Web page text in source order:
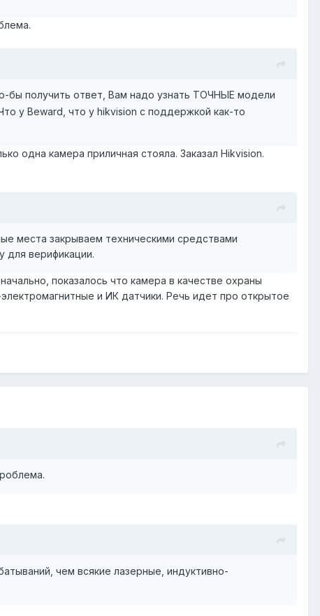
бы получить ответ, Вам надо узнать ТОЧНЫЕ модели
у Beward, что у hikvision с поддержкой как-то
одна камера приличная стояла. Заказал Hikvision.
места закрываем техническими средствами
верификации.
показалось что камера в качестве охраны
и ИК датчики. Речь идет про открытое
чем всякие лазерные, индуктивно-